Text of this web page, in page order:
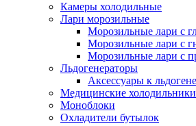
Камеры холодильные
Лари морозильные
Морозильные лари с
Морозильные лари с
Морозильные лари с
Льдогенераторы
Аксессуары к
Медицинские холодильники
Моноблоки
Охладители бутылок